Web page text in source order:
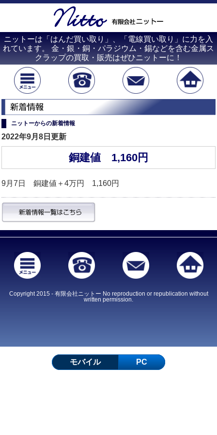
ニットーは「はんだ買い取り」、「電線買い取り」に力を入
れています。 金・銀・銅・パラジウム・錫などを含む金属ス
クラップの買取・販売はぜひニットーに！
ニットーからの新着情報
2022年9月8日更新
銅建値 1,160円
9月7日 銅建値＋4万円 1,160円
Copyright 2015 - 有限会社ニットー No reproduction or republication without
written permission.
モバイル PC